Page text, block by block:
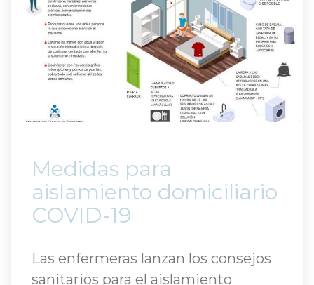
Medidas para
aislamiento domiciliario
COVID-19
Las enfermeras lanzan los consejos
anitarios para el aislamiento